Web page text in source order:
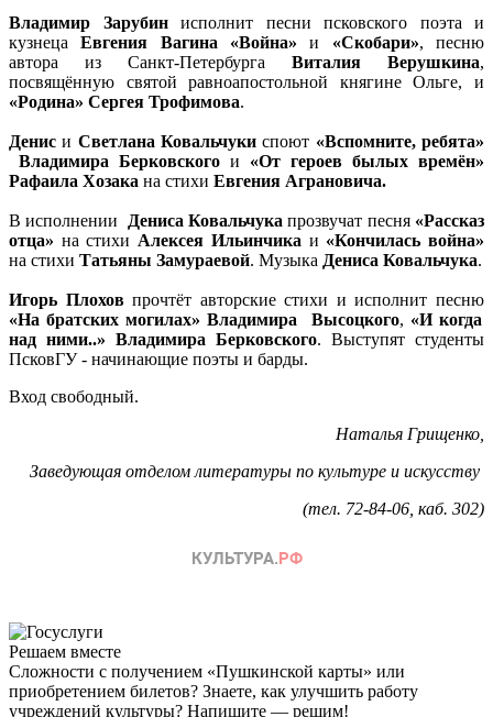
Владимир Зарубинисполнит песни псковского поэта и
кузнецаЕвгения Вагина «Война» и «Скобари», песню
автора из Санкт-Петербурга Виталия Верушкина,
посвящённую святой равноапостольной княгине Ольге, и
«Родина» Сергея Трофимова.
Денис и Светлана Ковальчуки споют «Вспомните, ребята»
Владимира Берковского и «От героев былых времён»
Рафаила Хозака на стихи Евгения Аграновича.
В исполнении Дениса Ковальчука прозвучат песня «Рассказ
отца» на стихи Алексея Ильинчика и «Кончилась война»
на стихи Татьяны Замураевой. Музыка Дениса Ковальчука.
Игорь Плоховпрочтёт авторские стихи и исполнит песню
«На братских могилах» Владимира Высоцкого, «И когда
над ними..» Владимира Берковского. Выступят студенты
ПсковГУ - начинающие поэты и барды.
Вход свободный.
Наталья Грищенко,
Заведующая отделом литературы по культуре и искусству
(тел. 72-84-06, каб. 302)
Решаем вместе
Сложности с получением «Пушкинской карты» или
приобретением билетов? Знаете, как улучшить работу
учреждений культуры? Напишите — решим!